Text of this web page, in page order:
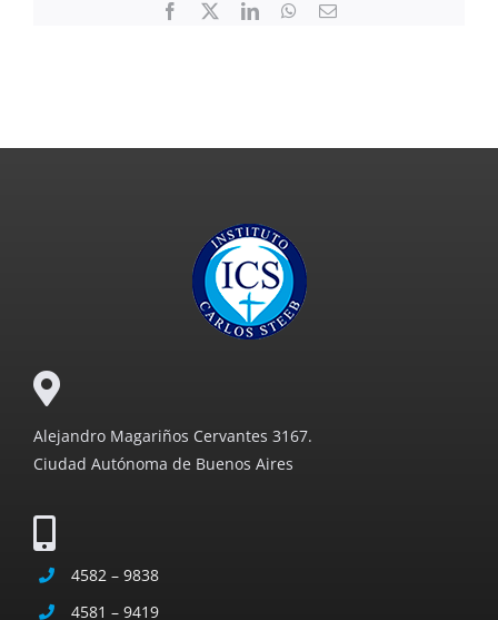
Facebook LinkedInWhatsApp
Email
Alejandro Magariños Cervantes 3167.
Ciudad Autónoma de Buenos Aires
4582 – 9838
4581 – 9419